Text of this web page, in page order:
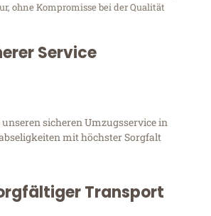
ohne Kompromisse bei der Qualität
Service
sicheren Umzugsservice in
mit höchster Sorgfalt
Transport